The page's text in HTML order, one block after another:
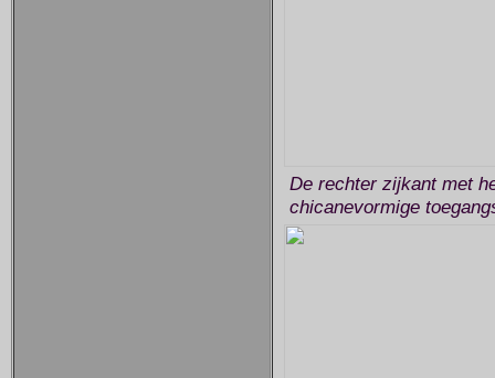
De rechter zijkant met
chicanevormige